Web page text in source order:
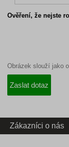
Ověření, že nejste
Obrázek slouží jako
Zákazníci o nás